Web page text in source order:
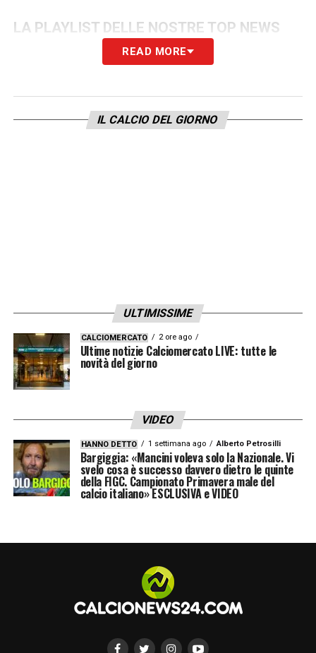
LA PLAYLIST DELLE NOSTRE TOP NEWS
READ MORE
IL CALCIO DEL GIORNO
ULTIMISSIME
CALCIOMERCATO 2 ore ago
Ultime notizie Calciomercato LIVE: tutte le
novità del giorno
VIDEO
HANNO DETTO 1 settimana ago Alberto Petrosilli
Bargiggia: «Mancini voleva solo la Nazionale. Vi
svelo cosa è successo davvero dietro le quinte
della FIGC. Campionato Primavera male del
calcio italiano» ESCLUSIVA e VIDEO